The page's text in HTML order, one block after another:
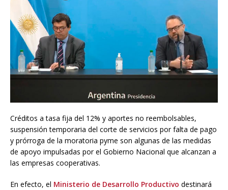
Créditos a tasa fija del 12% y aportes no reembolsables,
suspensión temporaria del corte de servicios por falta de pago
y prórroga de la moratoria pyme son algunas de las medidas
de apoyo impulsadas por el Gobierno Nacional que alcanzan a
las empresas cooperativas.
En efecto, el Ministerio de Desarrollo Productivo destinará